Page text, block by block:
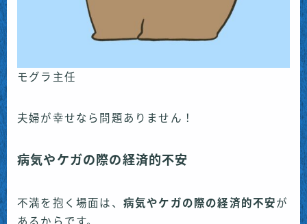
モグラ主任
夫婦が幸せなら問題ありません！
病気やケガの際の経済的不安
不満を抱く場面は、 病気やケガの際の経済的不安が